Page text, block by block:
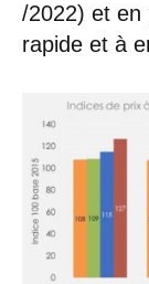
/2022) et en
rapide et à